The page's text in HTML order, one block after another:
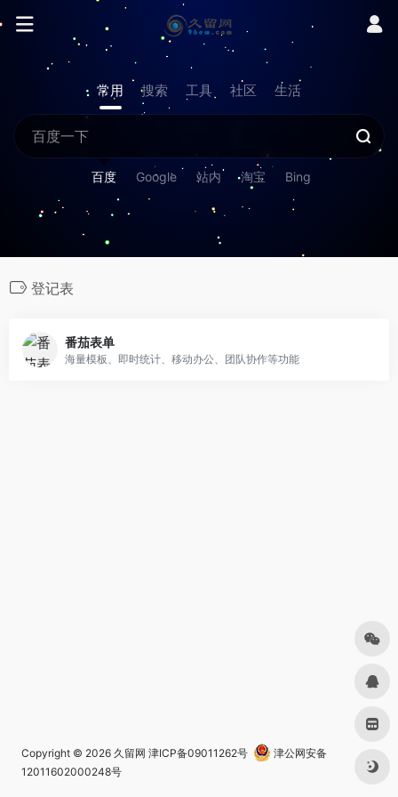
常用 搜索 工具 社区 生活
百度 Google 站内 淘宝 Bing
登记表
番茄表单
海量模板、即时统计、移动办公、团队协作等功能
Copyright © 2026 久留网 津ICP备09011262号
津公网安备
12011602000248号